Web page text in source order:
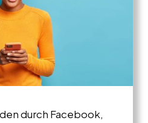
durch Facebook,